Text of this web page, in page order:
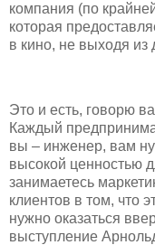
компания (по
которая
в кино, не выходя из
Это и есть, говорю
Каждый
вы – инженер, вам
высокой ценностью
занимаетесь
клиентов в том, что
нужно оказаться
выступление